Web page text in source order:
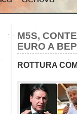
M5S,
EURO A
ROTTURA